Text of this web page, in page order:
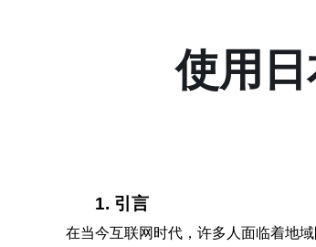
使用
1. 引言
在当今互联网时代，许多人面临着地